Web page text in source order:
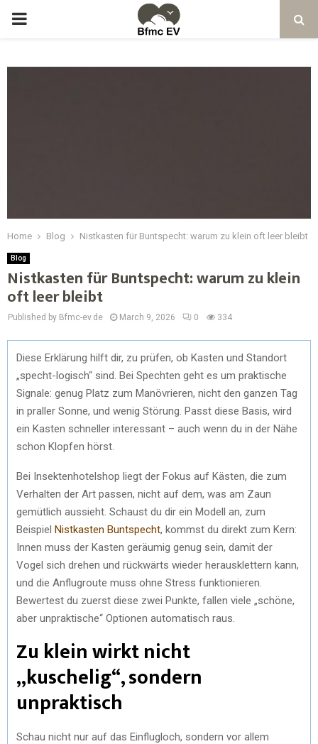
Home Blog Nistkasten für Buntspecht: warum zu klein oft leer bleibt
Blog
Nistkasten für Buntspecht: warum zu klein
oft leer bleibt
Published by Bfmc-ev.de March 9, 2026 0 334
Diese Erklärung hilft dir, zu prüfen, ob Kasten und Standort
„specht-logisch“ sind. Bei Spechten geht es um praktische
Signale: genug Platz zum Manövrieren, nicht den ganzen Tag
in praller Sonne, und wenig Störung. Passt diese Basis, wird
ein Kasten schneller interessant – auch wenn du in der Nähe
schon Klopfen hörst.
Bei Insektenhotelshop liegt der Fokus auf Kästen, die zum
Verhalten der Art passen, nicht auf dem, was am Zaun
gemütlich aussieht. Schaust du dir ein Modell an, zum
Beispiel Nistkasten Buntspecht, kommst du direkt zum Kern:
Innen muss der Kasten geräumig genug sein, damit der
Vogel sich drehen und rückwärts wieder herausklettern kann,
und die Anflugroute muss ohne Stress funktionieren.
Bewertest du zuerst diese zwei Punkte, fallen viele „schöne,
aber unpraktische“ Optionen automatisch raus.
Zu klein wirkt nicht
„kuschelig“, sondern
unpraktisch
Schau nicht nur auf das Einflugloch, sondern vor allem